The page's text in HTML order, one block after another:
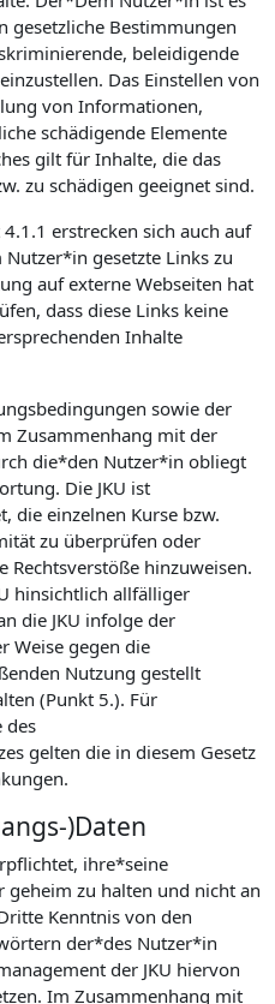
gesetzliche Bestimmungen
beleidigende
Das Einstellen von
von Informationen,
schädigende Elemente
gilt für Inhalte, die das
zu schädigen geeignet sind.
erstrecken sich auch auf
gesetzte Links zu
auf externe Webseiten hat
dass diese Links keine
Inhalte
sowie der
Zusammenhang mit der
die*den Nutzer*in obliegt
Die JKU ist
die einzelnen Kurse bzw.
zu überprüfen oder
hinzuweisen.
hinsichtlich allfälliger
die JKU infolge der
Weise gegen die
Nutzung gestellt
(Punkt 5.). Für
des
gelten die in diesem Gesetz
)Daten
ihre*seine
geheim zu halten und nicht an
Kenntnis von den
der*des Nutzer*in
der JKU hiervon
Im Zusammenhang mit